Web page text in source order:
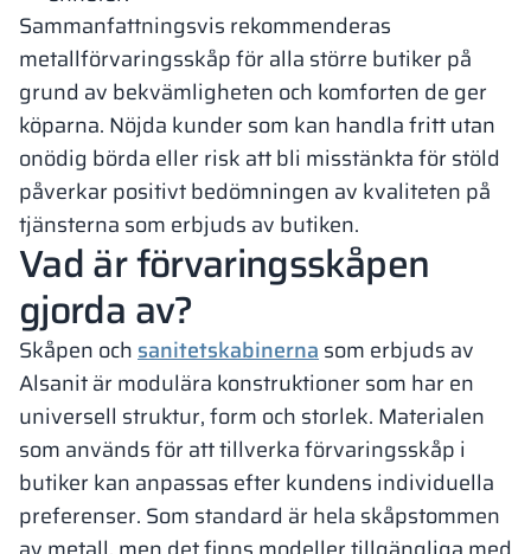
Sammanfattningsvis rekommenderas
metallförvaringsskåp för alla större butiker på
grund av bekvämligheten och komforten de ger
köparna. Nöjda kunder som kan handla fritt utan
onödig börda eller risk att bli misstänkta för stöld
påverkar positivt bedömningen av kvaliteten på
tjänsterna som erbjuds av butiken.
Vad är förvaringsskåpen
gjorda av?
Skåpen ochsanitetskabinernasom erbjuds av
Alsanit är modulära konstruktioner som har en
universell struktur, form och storlek. Materialen
som används för att tillverka förvaringsskåp i
butiker kan anpassas efter kundens individuella
preferenser. Som standard är hela skåpstommen